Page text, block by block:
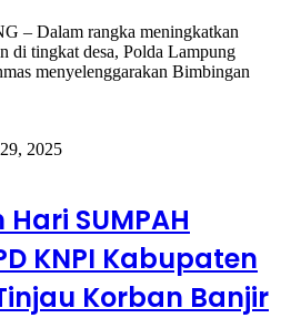
– Dalam rangka meningkatkan
di tingkat desa, Polda Lampung
menyelenggarakan Bimbingan
2025
SUMPAH
KNPI Kabupaten
Korban Banjir